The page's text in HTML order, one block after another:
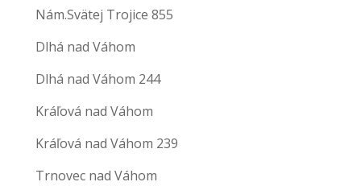
Nám.Svätej Trojice 855
Dlhá nad Váhom
Dlhá nad Váhom 244
Kráľová nad Váhom
Kráľová nad Váhom 239
Trnovec nad Váhom